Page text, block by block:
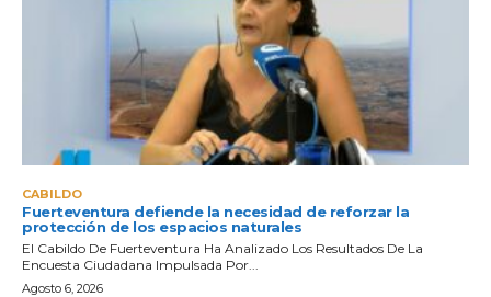
CABILDO
Fuerteventura defiende la necesidad de reforzar la
protección de los espacios naturales
El Cabildo De Fuerteventura Ha Analizado Los Resultados De La
Encuesta Ciudadana Impulsada Por...
Agosto 6, 2026